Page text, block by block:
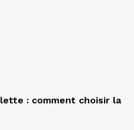
: comment choisir la